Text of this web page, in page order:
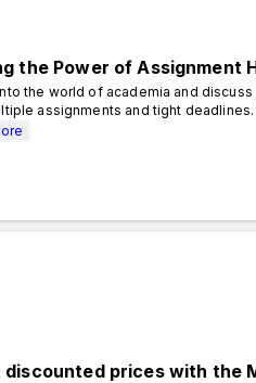
the Power of Assignment
the world of academia and
assignments and tight
prices with the